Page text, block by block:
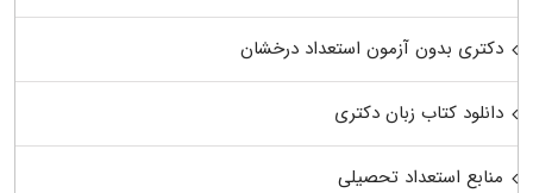
دکتری بدون آزمون استعداد درخشان
دانلود کتاب زبان دکتری
منابع استعداد تحصیلی